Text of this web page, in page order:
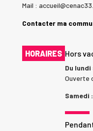
Mail :
Contacter ma
HORAIRES Hors
Du
Ouverte
Samedi :